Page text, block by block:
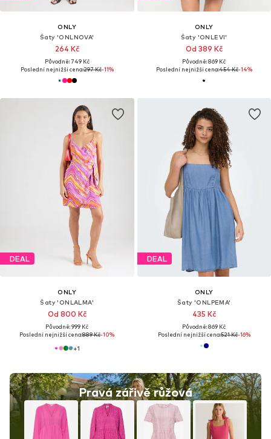
ONLY
Šaty 'ONLNOVA'
264 Kč
Původně: 749 Kč
Poslední nejnižší cena:297 Kč-11%
ONLY
Šaty 'ONLEVI'
Od 389 Kč
Původně: 869 Kč
Poslední nejnižší cena:454 Kč-14%
DEAL
ONLY
Šaty 'ONLALMA'
Od 800 Kč
Původně: 999 Kč
Poslední nejnižší cena:889 Kč-10%
+1
Pravá zářivě růžová
DEAL
ONLY
Šaty 'ONLPEMA'
435 Kč
Původně: 869 Kč
Poslední nejnižší cena:521 Kč-16%